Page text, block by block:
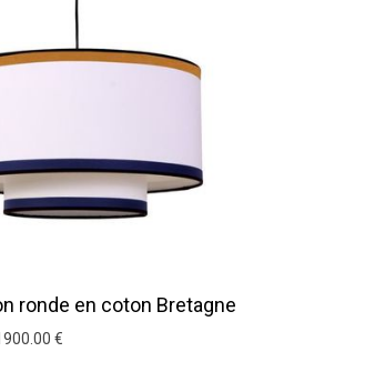
ronde en coton Bretagne
.00 €